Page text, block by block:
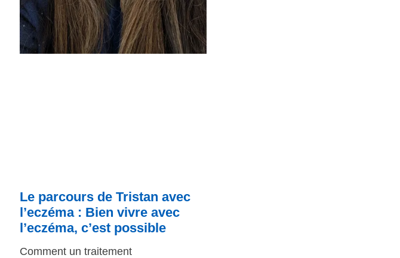
Le parcours de Tristan avec
l’eczéma : Bien vivre avec
l’eczéma, c’est possible
Comment un traitement